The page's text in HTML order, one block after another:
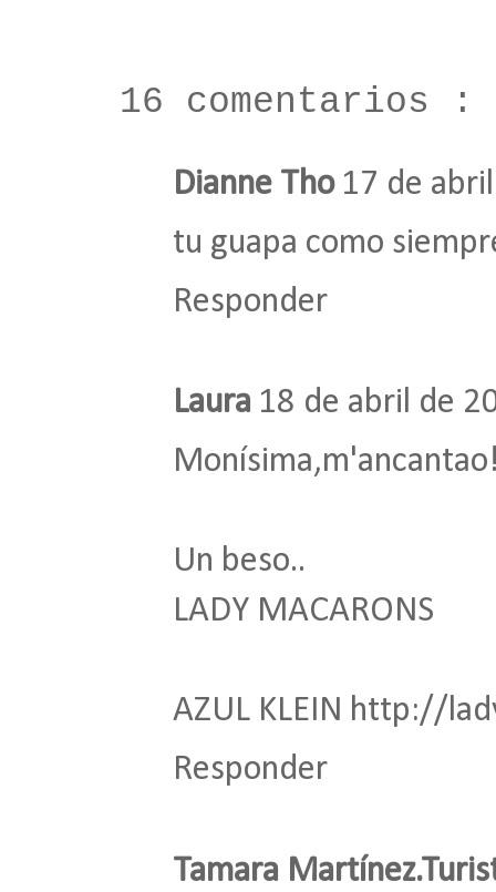
16 comentarios :
Dianne Tho 17 de
tu guapa como
Responder
Laura 18 de abril de
Un beso..
LADY MACARONS
AZUL KLEIN http://
Responder
Tamara